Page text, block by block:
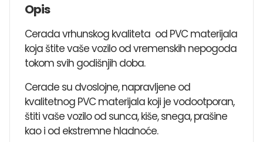
Opis
Cerada vrhunskog kvaliteta od PVC materijala
koja štite vaše vozilo od vremenskih nepogoda
tokom svih godišnjih doba.
Cerade su dvoslojne, napravljene od
kvalitetnog PVC materijala koji je vodootporan,
štiti vaše vozilo od sunca, kiše, snega, prašine
kao i od ekstremne hladnoće.